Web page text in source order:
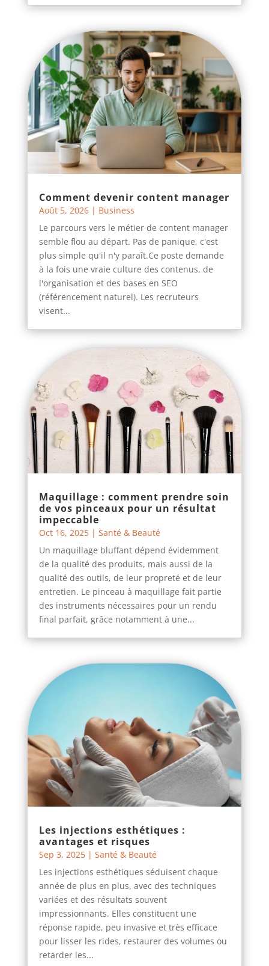
Comment devenir content manager
Août 5, 2026| Business
Le parcours vers le métier de content manager
semble flou au départ. Pas de panique, c'est
plus simple qu'il n'y paraît.Ce poste demande
à la fois une vraie culture des contenus, de
l'organisation et des bases en SEO
(référencement naturel). Les recruteurs
visent...
Maquillage : comment prendre soin
de vos pinceaux pour un résultat
impeccable
Oct 16, 2025| Santé & Beauté
Un maquillage bluffant dépend évidemment
de la qualité des produits, mais aussi de la
qualité des outils, de leur propreté et de leur
entretien. Le pinceau à maquillage fait partie
des instruments nécessaires pour un rendu
final parfait, grâce notamment à une...
Les injections esthétiques :
avantages et risques
Sep 3, 2025| Santé & Beauté
Les injections esthétiques séduisent chaque
année de plus en plus, avec des techniques
variées et des résultats souvent
impressionnants. Elles constituent une
réponse rapide, peu invasive et très efficace
pour lisser les rides, restaurer des volumes ou
retarder les...